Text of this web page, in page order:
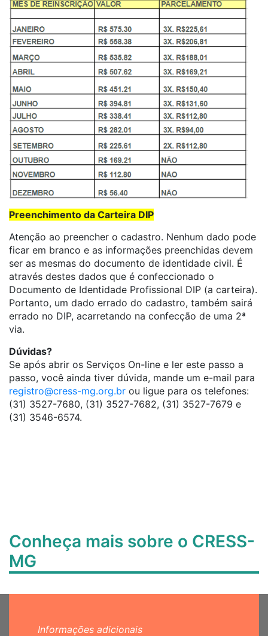
Preenchimento da Carteira DIP
Atenção ao preencher o cadastro. Nenhum dado pode
ficar em branco e as informações preenchidas devem
ser as mesmas do documento de identidade civil. É
através destes dados que é confeccionado o
Documento de Identidade Profissional DIP (a carteira).
Portanto, um dado errado do cadastro, também sairá
errado no DIP, acarretando na confecção de uma 2ª
via.
Dúvidas?
Se após abrir os Serviços On-line e ler este passo a
passo, você ainda tiver dúvida, mande um e-mail para
registro@cress-mg.org.br ou ligue para os telefones:
(31) 3527-7680, (31) 3527-7682, (31) 3527-7679 e
(31) 3546-6574.
Conheça mais sobre o CRESS-
MG
Informações adicionais